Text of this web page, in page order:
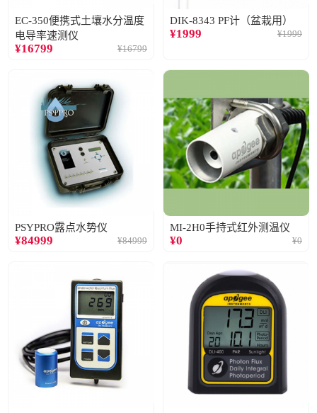
EC-350便携式土壤水分温度
电导率速测仪
¥16799 ¥16799
DIK-8343 PF计（盆栽用）
¥1999 ¥1999
PSYPRO露点水势仪
¥84999 ¥84999
MI-2H0手持式红外测温仪
¥0 ¥0